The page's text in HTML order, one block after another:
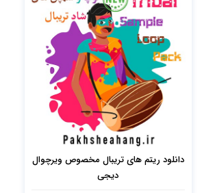
دانلود ریتم های تریبال مخصوص ویرچوال
دیجی